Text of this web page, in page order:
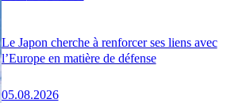
Le Japon cherche à renforcer ses liens avec
l’Europe en matière de défense
05.08.2026